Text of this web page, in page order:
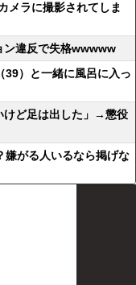
メラに撮影されてしま
ン違反で失格wwwww
39）と一緒に風呂に入っ
けど足は出した」→懲役
嫌がる人いるなら掲げな